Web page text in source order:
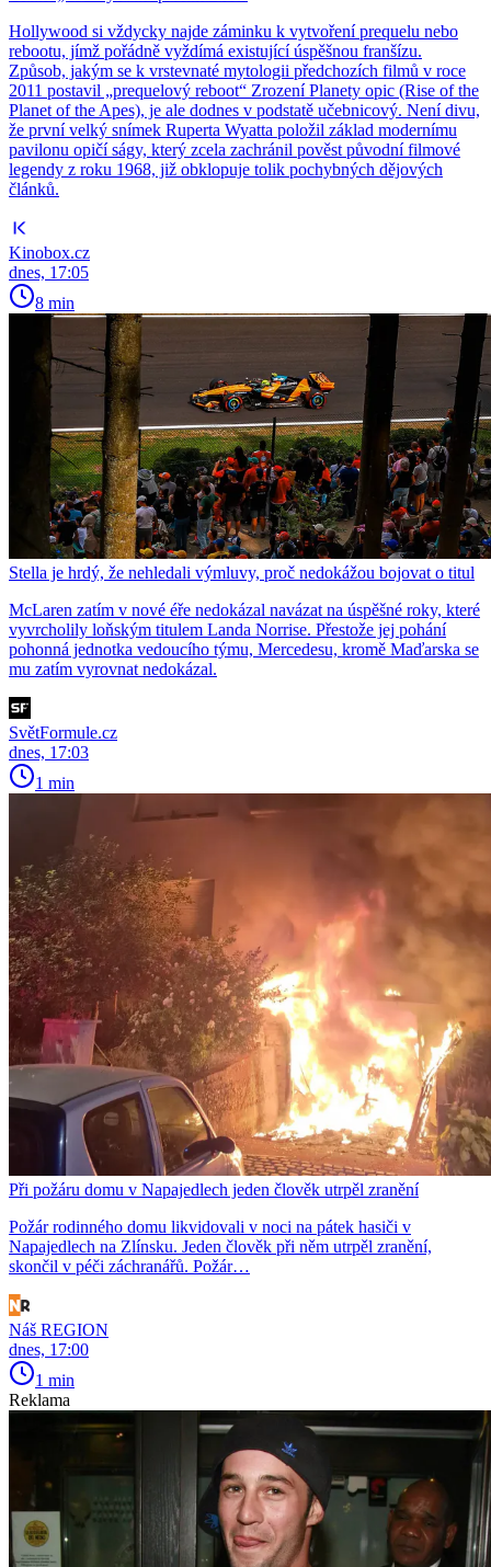
Hollywood si vždycky najde záminku k vytvoření prequelu nebo
rebootu, jímž pořádně vyždímá existující úspěšnou franšízu.
Způsob, jakým se k vrstevnaté mytologii předchozích filmů v roce
2011 postavil „prequelový reboot“ Zrození Planety opic (Rise of the
Planet of the Apes), je ale dodnes v podstatě učebnicový. Není divu,
že první velký snímek Ruperta Wyatta položil základ modernímu
pavilonu opičí ságy, který zcela zachránil pověst původní filmové
legendy z roku 1968, již obklopuje tolik pochybných dějových
článků.
Kinobox.cz
dnes, 17:05
8 min
Stella je hrdý, že nehledali výmluvy, proč nedokážou bojovat o titul
McLaren zatím v nové éře nedokázal navázat na úspěšné roky, které
vyvrcholily loňským titulem Landa Norrise. Přestože jej pohání
pohonná jednotka vedoucího týmu, Mercedesu, kromě Maďarska se
mu zatím vyrovnat nedokázal.
SvětFormule.cz
dnes, 17:03
1 min
Při požáru domu v Napajedlech jeden člověk utrpěl zranění
Požár rodinného domu likvidovali v noci na pátek hasiči v
Napajedlech na Zlínsku. Jeden člověk při něm utrpěl zranění,
skončil v péči záchranářů. Požár…
Náš REGION
dnes, 17:00
1 min
Reklama